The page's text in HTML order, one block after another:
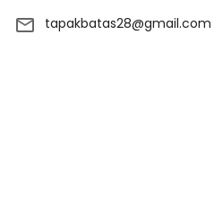
tapakbatas28@gmail.com